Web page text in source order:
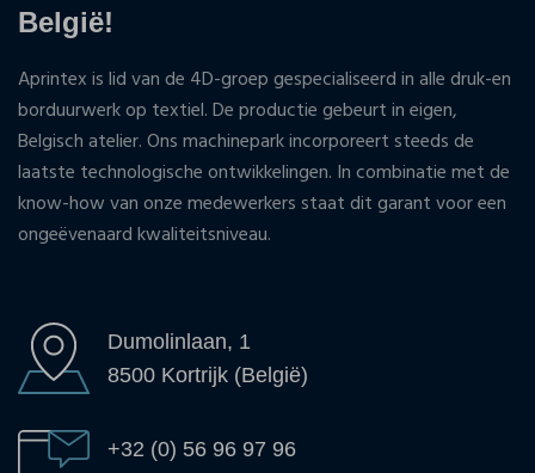
België!
Aprintex is lid van de 4D-groep gespecialiseerd in alle druk-en
borduurwerk op textiel. De productie gebeurt in eigen,
Belgisch atelier. Ons machinepark incorporeert steeds de
laatste technologische ontwikkelingen. In combinatie met de
know-how van onze medewerkers staat dit garant voor een
ongeëvenaard kwaliteitsniveau.
Dumolinlaan, 1
8500 Kortrijk (België)
+32 (0) 56 96 97 96